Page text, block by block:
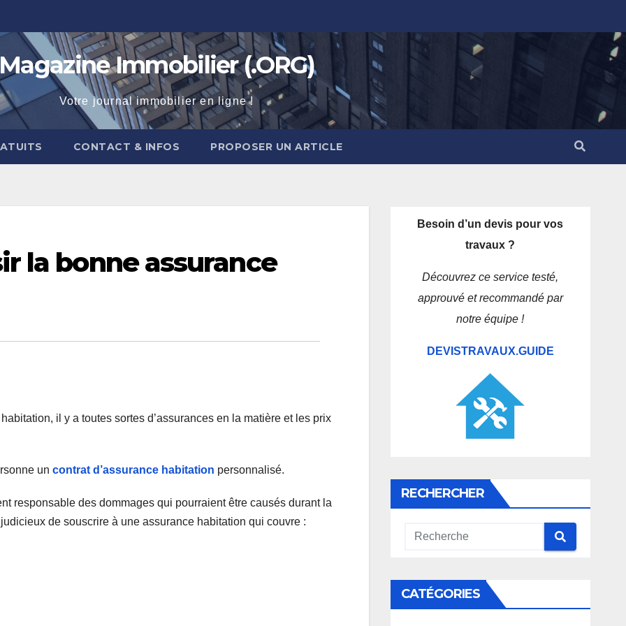
Immobilier (.ORG)
Votre journal immobilier en ligne !
CONTACT & INFOS PROPOSER UN ARTICLE
la bonne assurance
il y a toutes sortes d’assurances en la matière et les prix
un contrat d’assurance habitation personnalisé.
responsable des dommages qui pourraient être causés durant la
de souscrire à une assurance habitation qui couvre :
Besoin d’un devis pour vos
travaux ?
Découvrez ce service testé,
approuvé et recommandé par
notre équipe !
DEVISTRAVAUX.GUIDE
RECHERCHER
CATÉGORIES